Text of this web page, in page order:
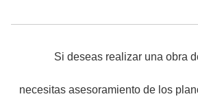
Si deseas realizar una obra
necesitas asesoramiento de los